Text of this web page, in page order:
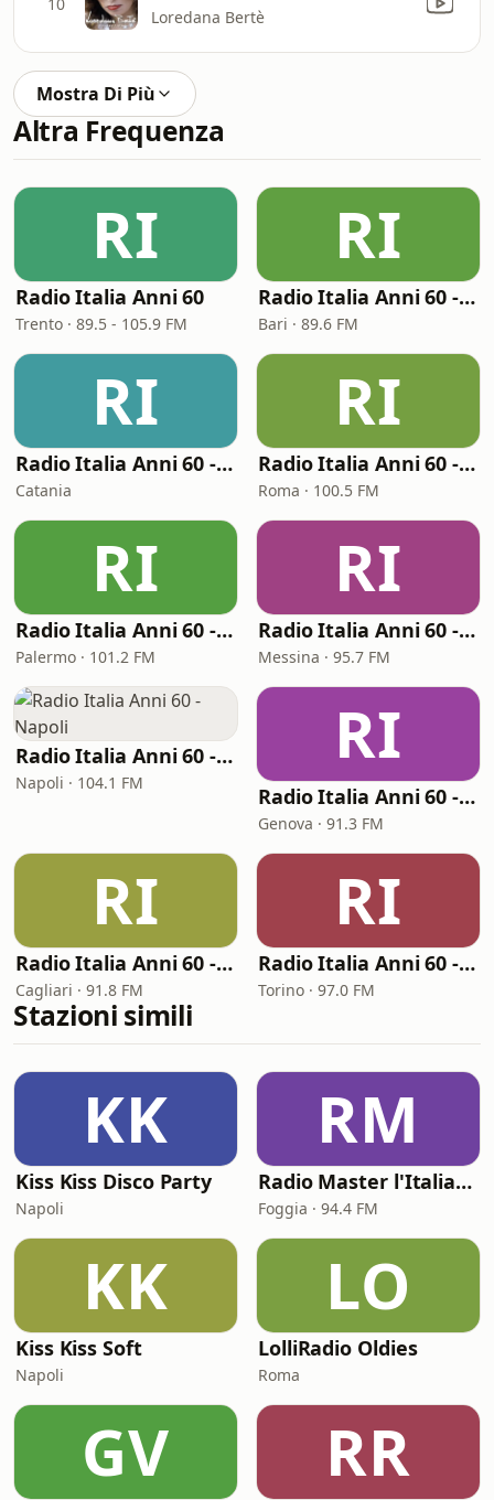
Loredana Bertè
Mostra Di Più
Altra Frequenza
RI
Radio Italia Anni 60
Trento · 89.5 - 105.9 FM
RI
Radio Italia Anni 60 - Bari
Bari · 89.6 FM
RI
Radio Italia Anni 60 - Sicilia Orientale
Catania
RI
Radio Italia Anni 60 - Roma
Roma · 100.5 FM
RI
Radio Italia Anni 60 - Palermo
Palermo · 101.2 FM
RI
Radio Italia Anni 60 - Messina
Messina · 95.7 FM
Radio Italia Anni 60 - Napoli
Napoli · 104.1 FM
RI
Radio Italia Anni 60 - Genova
Genova · 91.3 FM
RI
Radio Italia Anni 60 - Cagliari
Cagliari · 91.8 FM
RI
Radio Italia Anni 60 - Torino
Torino · 97.0 FM
Stazioni simili
KK
Kiss Kiss Disco Party
Napoli
RM
Radio Master l'Italiana
Foggia · 94.4 FM
KK
Kiss Kiss Soft
Napoli
LO
LolliRadio Oldies
Roma
GV RR